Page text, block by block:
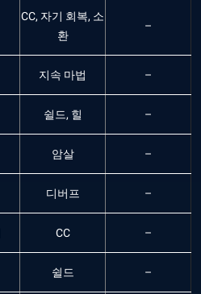
CC, 자기 회복, 소
환
–
지속 마법 –
쉴드, 힐 –
암살 –
디버프 –
CC –
쉴드 –